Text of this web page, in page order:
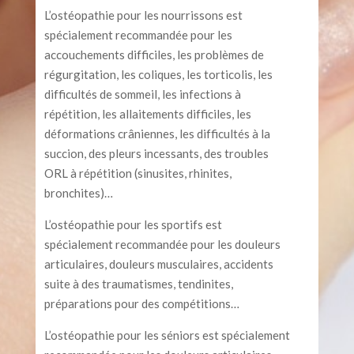
L’ostéopathie pour les nourrissons est
spécialement recommandée pour les
accouchements difficiles, les problèmes de
régurgitation, les coliques, les torticolis, les
difficultés de sommeil, les infections à
répétition, les allaitements difficiles, les
déformations crâniennes, les difficultés à la
succion, des pleurs incessants, des troubles
ORL à répétition (sinusites, rhinites,
bronchites)…
L’ostéopathie pour les sportifs est
spécialement recommandée pour les douleurs
articulaires, douleurs musculaires, accidents
suite à des traumatismes, tendinites,
préparations pour des compétitions…
L’ostéopathie pour les séniors est spécialement